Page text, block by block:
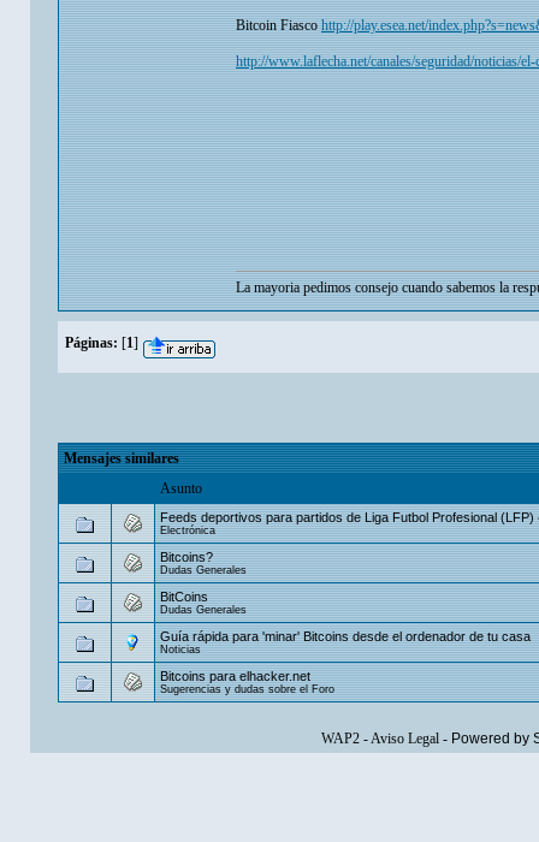
Bitcoin Fiascohttp://play.esea.net/
http://www.laflecha.net/canales/seguridad/noticias/
La mayoria pedimos consejo cuando sabemos la
Páginas: [1]
Mensajes similares
Asunto
Feeds deportivos para partidos de Liga Futbol Profesional (LFP)
Electrónica
Bitcoins?
Dudas Generales
BitCoins
Dudas Generales
Guía rápida para 'minar' Bitcoins desde el ordenador de tu casa
Noticias
Bitcoins para elhacker.net
Sugerencias y dudas sobre el Foro
WAP2-Aviso Legal- Powered by